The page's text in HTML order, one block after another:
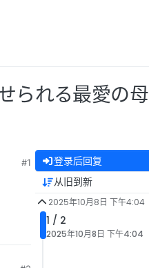
られる最愛の母
#1 登录后回复
从旧到新
2025年10月8日 下午4:04
1 / 2
2025年10月8日 下午4:04